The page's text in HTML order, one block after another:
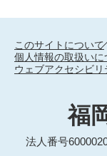
このサイトについて
個人情報の取扱いに
ウェブアクセシビリ
福
法人番号